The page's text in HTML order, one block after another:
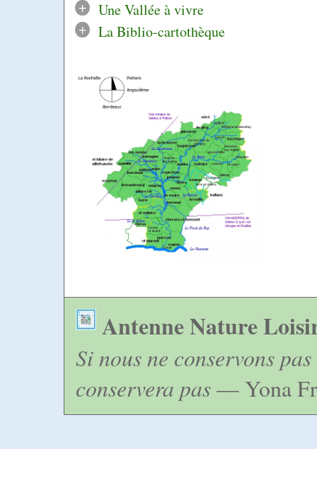
+
Une Vallée à vivre
+
La Biblio-cartothèque
Antenne Nature
Si nous ne conservons
conservera pas— Yona